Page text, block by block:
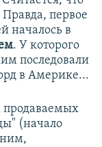
Правда, первое
началось в
. У которого
последовали
в Америке...
продаваемых
(начало